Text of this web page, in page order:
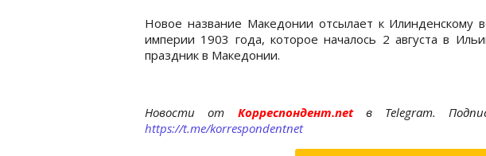
Новое название Македонии отсылает к Илинденскому
империи 1903 года, которое началось 2 августа в
праздник в Македонии.
Новости от Корреспондент.net в Telegram.
https://t.me/korrespondentnet